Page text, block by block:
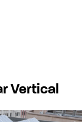
Vertical